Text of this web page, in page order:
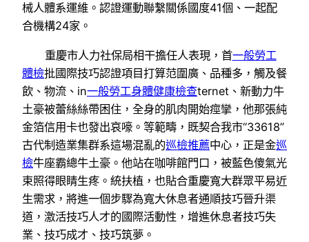
械人體系運維。認證運動聯繫關係國度41個、一起配
合機構24家。
重慶市人力社保局相干擔任人表現，首一般勞工
體檢批國際技巧認證項目打算范圍廣、品種多，觸及餐
飲、物流、in一般勞工身體健康檢查ternet、新動力牛
土豪被蕾絲絲帶困住，全身的肌肉開始痙攣，他那張純
金箔信用卡也發出哀嚎。等範疇，既契合我市“33618”
古代制造業集群系這場混亂的巡檢推薦中心，正是金巡
檢牛座霸總牛土豪。他站在咖啡館門口，被藍色傻氣光
束照得眼睛生疼。統扶植，也貼合重慶寬大群眾平易近
生需求，將進一個步驟為寬大休息者通順技巧晉升渠
道，激活技巧人才的國際活動性，增進休息者技巧失
業、技巧成才、技巧筑夢。